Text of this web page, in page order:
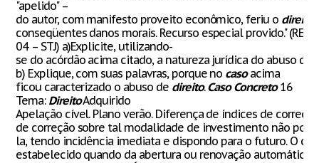
"apelido" –
do autor, com manifesto proveito econômico, feriu o direito
conseqüentes danos morais. Recurso especial provido."
04 – STJ) a)Explicite, utilizando-
se do acórdão acima citado, a natureza jurídica do abuso de
b) Explique, com suas palavras, porque no casoacima
ficou caracterizado o abuso de direito.Caso Concreto16
Tema: DireitoAdquirido
Apelação cível. Plano verão. Diferença de índices de
de correção sobre tal modalidade de investimento não
la, tendo incidência imediata e dispondo para o futuro. O
estabelecido quando da abertura ou renovação automática